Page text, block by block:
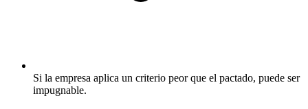
Si la empresa aplica un criterio peor que el pactado, puede ser
impugnable.